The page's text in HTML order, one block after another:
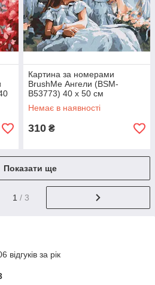
Картина за номерами
BrushMe Ангели (BSM-
B53773) 40 х 50 см
Немає в наявності
310 ₴
Показати ще
1 / 3
за рік